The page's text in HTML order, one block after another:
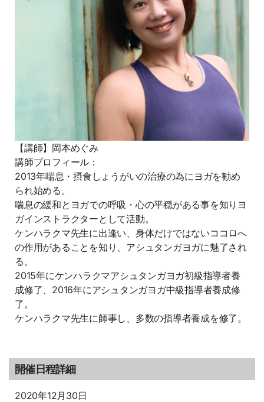
【講師】岡本めぐみ
講師プロフィール：
2013年喘息・摂食しょうがいの治療の為にヨガを勧め
られ始める。
喘息の緩和とヨガでの呼吸・心の平穏がある事を知りヨ
ガインストラクターとして活動。
ケンハラクマ先生に出逢い、身体だけではないココロへ
の作用があることを知り、アシュタンガヨガに魅了され
る。
2015年にケンハラクマアシュタンガヨガ初級指導者養
成修了、2016年にアシュタンガヨガ中級指導者養成修
了。
ケンハラクマ先生に師事し、多数の指導者養成を修了。
開催日程詳細
2020年12月30日